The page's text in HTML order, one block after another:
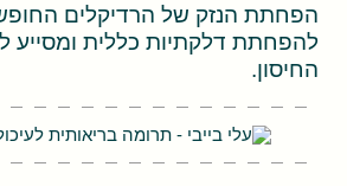
הפחתת הנזק של הרדיקלים
להפחתת דלקתיות כללית ומסייע
החיסון.